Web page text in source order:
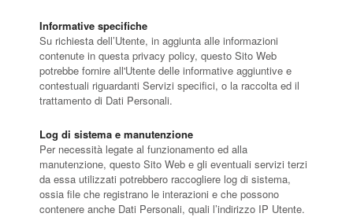
Informative specifiche
Su richiesta dell’Utente, in aggiunta alle informazioni
contenute in questa privacy policy, questo Sito Web
potrebbe fornire all'Utente delle informative aggiuntive e
contestuali riguardanti Servizi specifici, o la raccolta ed il
trattamento di Dati Personali.
Log di sistema e manutenzione
Per necessità legate al funzionamento ed alla
manutenzione, questo Sito Web e gli eventuali servizi terzi
da essa utilizzati potrebbero raccogliere log di sistema,
ossia file che registrano le interazioni e che possono
contenere anche Dati Personali, quali l’indirizzo IP Utente.